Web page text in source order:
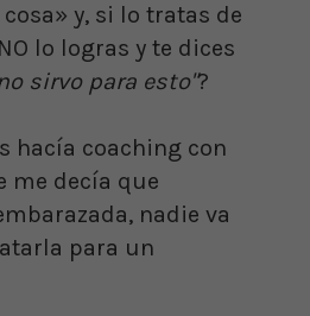
y, si lo tratas de
lo logras y te dices
sirvo para esto"?
hacía coaching con
me decía que
nadie va
para un